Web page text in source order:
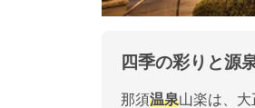
四季の彩りと源
那須温泉山楽は、